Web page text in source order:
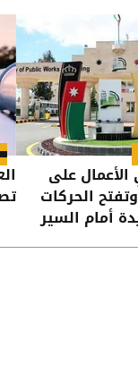
على
الحركات
أمام السير